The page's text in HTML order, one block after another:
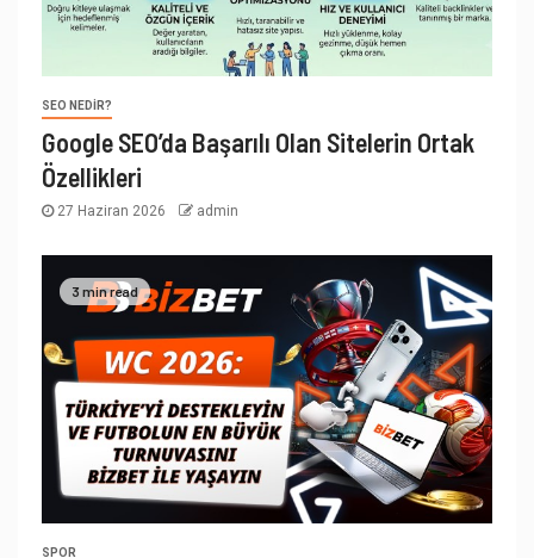
SEO NEDIR?
Google SEO’da Başarılı Olan Sitelerin Ortak
Özellikleri
27 Haziran 2026 admin
3 min read
SPOR